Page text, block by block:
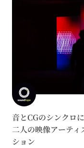
音とCGのシンクロ
二人の映像アーテ
ション